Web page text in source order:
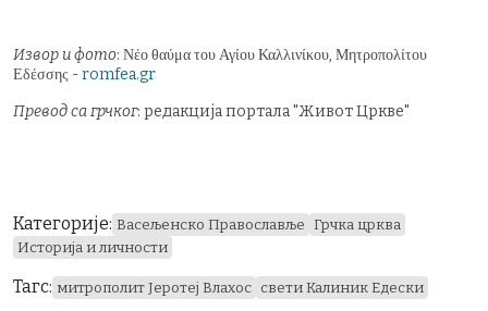
Извор и фото: Νέο θαύμα του Αγίου Καλλινίκου, Μητροπολίτου
Εδέσσης -romfea.gr
Превод са грчког: редакција портала "Живот Цркве"
Категорије: Васељенско Православље Грчка црква
Историја и личности
Тагс: митрополит Јеротеј Влахос свети Калиник Едески